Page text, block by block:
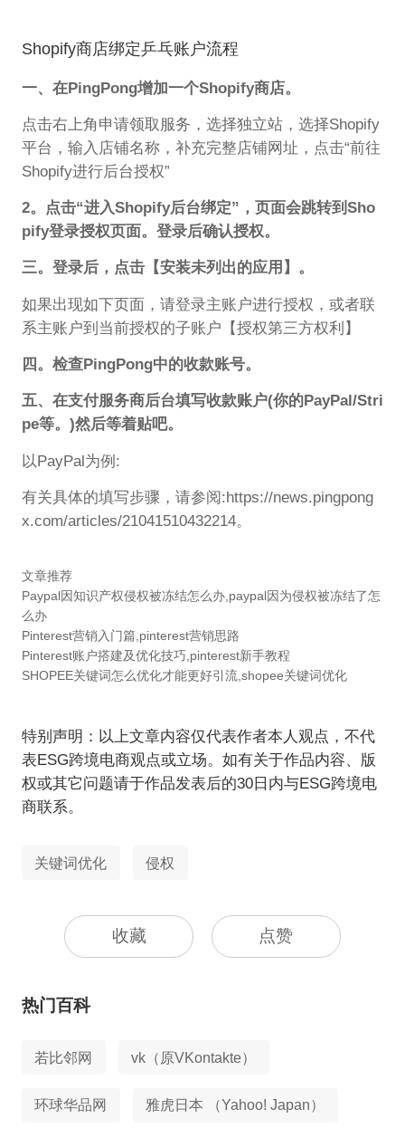
Shopify商店绑定乒乓账户流程
一、在PingPong增加一个Shopify商店。
点击右上角申请领取服务，选择独立站，选择Shopify
平台，输入店铺名称，补充完整店铺网址，点击“前往
Shopify进行后台授权”
2。点击“进入Shopify后台绑定”，页面会跳转到Sho
pify登录授权页面。登录后确认授权。
三。登录后，点击【安装未列出的应用】。
如果出现如下页面，请登录主账户进行授权，或者联
系主账户到当前授权的子账户【授权第三方权利】
四。检查PingPong中的收款账号。
五、在支付服务商后台填写收款账户(你的PayPal/Stri
pe等。)然后等着贴吧。
以PayPal为例:
有关具体的填写步骤，请参阅:https://news.pingpong
x.com/articles/21041510432214。
文章推荐
Paypal因知识产权侵权被冻结怎么办,paypal因为侵权被冻结了怎
么办
Pinterest营销入门篇,pinterest营销思路
Pinterest账户搭建及优化技巧,pinterest新手教程
SHOPEE关键词怎么优化才能更好引流,shopee关键词优化
特别声明：以上文章内容仅代表作者本人观点，不代
表ESG跨境电商观点或立场。如有关于作品内容、版
权或其它问题请于作品发表后的30日内与ESG跨境电
商联系。
关键词优化 侵权
收藏 点赞
热门百科
若比邻网 vk（原VKontakte）
环球华品网 雅虎日本 （Yahoo! Japan）